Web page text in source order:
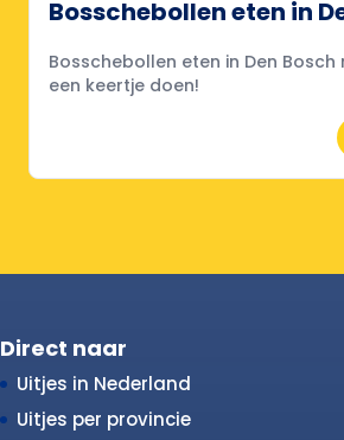
Bosschebollen eten in
Bosschebollen eten in Den
een keertje doen!
Direct naar
Uitjes in Nederland
Uitjes per provincie